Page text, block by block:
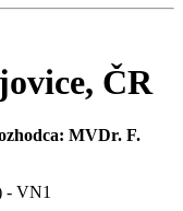
ČR
MVDr. F.
- VN1